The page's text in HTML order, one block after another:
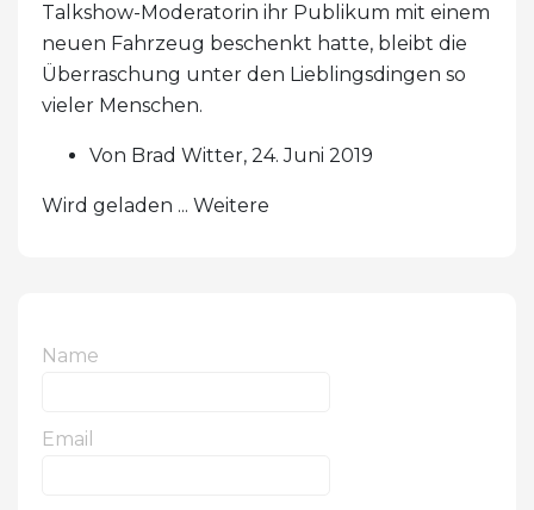
Talkshow-Moderatorin ihr Publikum mit einem
neuen Fahrzeug beschenkt hatte, bleibt die
Überraschung unter den Lieblingsdingen so
vieler Menschen.
Von Brad Witter, 24. Juni 2019
Wird geladen ... Weitere
Name
Email